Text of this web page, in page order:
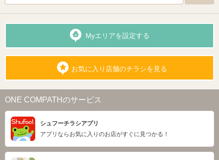
Myエリアを設定する
お気に入り店舗のチラシを見る
ONE COMPATHのサービス
シュフーチラシアプリ
アプリならお気に入りのお店がすぐに見つかる！